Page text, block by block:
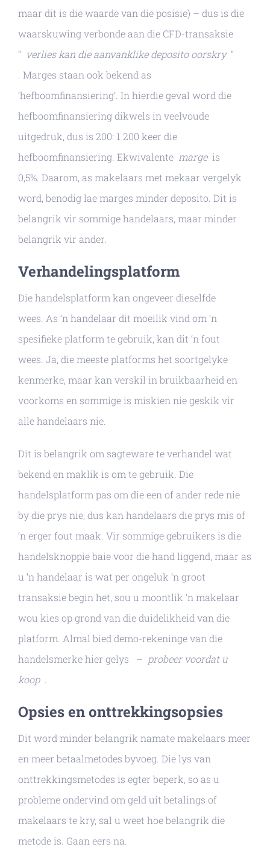
maar dit is die waarde van die posisie) – dus is die
waarskuwing verbonde aan die CFD-transaksie
” verlies kan die aanvanklike deposito oorskry”
. Marges staan ​​ook bekend as
‘hefboomfinansiering’. In hierdie geval word die
hefboomfinansiering dikwels in veelvoude
uitgedruk, dus is 200: 1 200 keer die
hefboomfinansiering. Ekwivalente margeis
0,5%. Daarom, as makelaars met mekaar vergelyk
word, benodig lae marges minder deposito. Dit is
belangrik vir sommige handelaars, maar minder
belangrik vir ander.
Verhandelingsplatform
Die handelsplatform kan ongeveer dieselfde
wees. As ‘n handelaar dit moeilik vind om ‘n
spesifieke platform te gebruik, kan dit ‘n fout
wees. Ja, die meeste platforms het soortgelyke
kenmerke, maar kan verskil in bruikbaarheid en
voorkoms en sommige is miskien nie geskik vir
alle handelaars nie.
Dit is belangrik om sagteware te verhandel wat
bekend en maklik is om te gebruik. Die
handelsplatform pas om die een of ander rede nie
by die prys nie, dus kan handelaars die prys mis of
‘n erger fout maak. Vir sommige gebruikers is die
handelsknoppie baie voor die hand liggend, maar as
u ‘n handelaar is wat per ongeluk ‘n groot
transaksie begin het, sou u moontlik ‘n makelaar
wou kies op grond van die duidelikheid van die
platform. Almal bied demo-rekeninge van die
handelsmerke hier gelys – probeer voordat u
koop.
Opsies en onttrekkingsopsies
Dit word minder belangrik namate makelaars meer
en meer betaalmetodes byvoeg. Die lys van
onttrekkingsmetodes is egter beperk, so as u
probleme ondervind om geld uit betalings of
makelaars te kry, sal u weet hoe belangrik die
metode is. Gaan eers na.